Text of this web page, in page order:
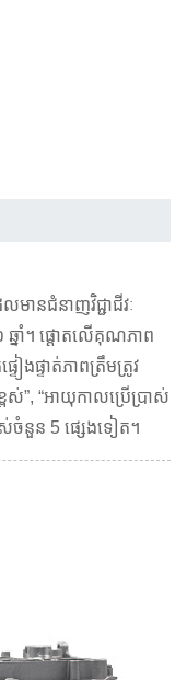
ានជំនាញវិជ្ជាជីវៈ
នាំ។ ផ្តោតលើគុណភាព
ៀងផ្ទាត់ភាពត្រឹមត្រូវ
ពស់”, “អាយុកាលប្រើប្រាស់
ចំនួន 5 ផ្សេងទៀត។